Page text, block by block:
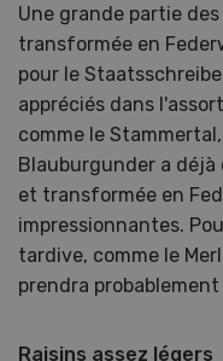
Une grande partie
transformée en
pour le
appréciés dans
comme le
Blauburgunder a déjà
et transformée en
impressionnantes.
tardive, comme le
prendra
Raisins assez légers